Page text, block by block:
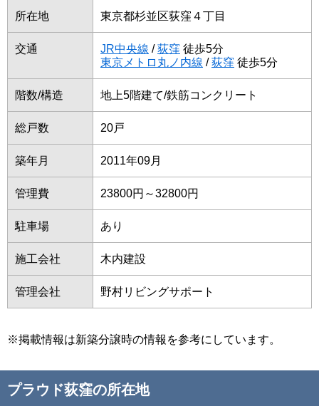
所在地 東京都杉並区荻窪４丁目
交通 JR中央線 /荻窪 徒歩5分
東京メトロ丸ノ内線 /荻窪 徒歩5分
階数/構造 地上5階建て/鉄筋コンクリート
総戸数 20戸
築年月 2011年09月
管理費 23800円～32800円
駐車場 あり
施工会社 木内建設
管理会社 野村リビングサポート
※掲載情報は新築分譲時の情報を参考にしています。
プラウド荻窪の所在地